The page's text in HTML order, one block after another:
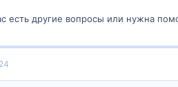
есть другие вопросы или нужна